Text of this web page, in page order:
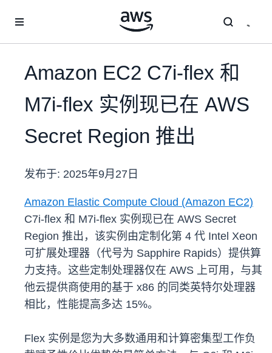
Amazon EC2 C7i-flex 和
M7i-flex 实例现已在 AWS
Secret Region 推出
发布于: 2025年9月27日
Amazon Elastic Compute Cloud (Amazon EC2)
C7i-flex 和 M7i-flex 实例现已在 AWS Secret
Region 推出，该实例由定制化第 4 代 Intel Xeon
可扩展处理器（代号为 Sapphire Rapids）提供算
力支持。这些定制处理器仅在 AWS 上可用，与其
他云提供商使用的基于 x86 的同类英特尔处理器
相比，性能提高多达 15%。
Flex 实例是您为大多数通用和计算密集型工作负